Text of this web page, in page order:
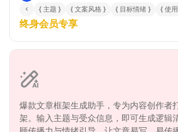
{ 主题 } { 文案风格 } { 目标情绪 } { 使
终身会员专享
爆款文章框架生成助手，专为内容创作者
架。输入主题与受众信息，即可生成逻辑